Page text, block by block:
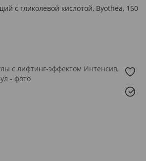
с гликолевой кислотой, Byothea, 150